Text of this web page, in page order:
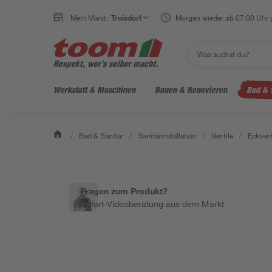
Mein Markt: Troisdorf Morgen wieder ab 07:00 Uhr
Werkstatt & Maschinen Bauen & Renovieren Bad &
/ Bad & Sanitär / Sanitärinstallation / Ventile /
Fragen zum Produkt?
Sofort-Videoberatung aus dem Markt